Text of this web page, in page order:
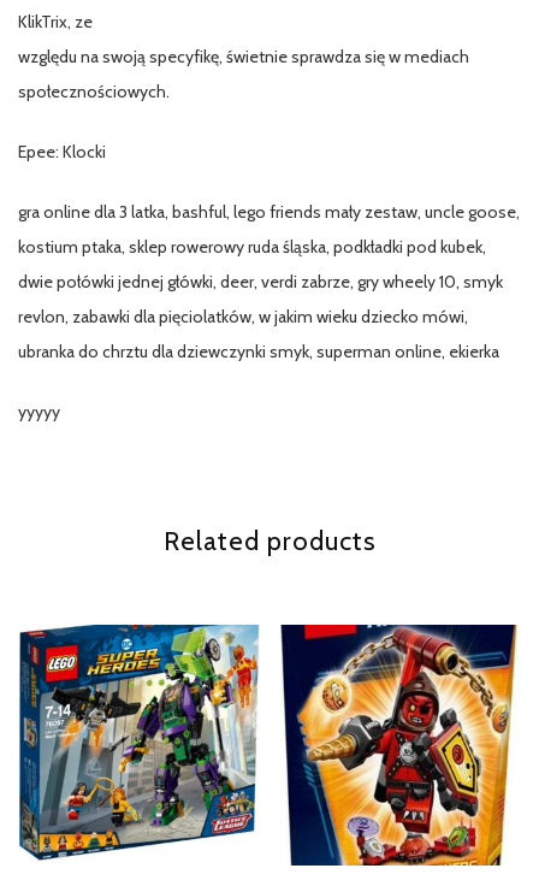
KlikTrix, ze
względu na swoją specyfikę, świetnie sprawdza się w mediach
społecznościowych.
Epee: Klocki
gra online dla 3 latka, bashful, lego friends mały zestaw, uncle goose,
kostium ptaka, sklep rowerowy ruda śląska, podkładki pod kubek,
dwie połówki jednej główki, deer, verdi zabrze, gry wheely 10, smyk
revlon, zabawki dla pięciolatków, w jakim wieku dziecko mówi,
ubranka do chrztu dla dziewczynki smyk, superman online, ekierka
yyyyy
Related products